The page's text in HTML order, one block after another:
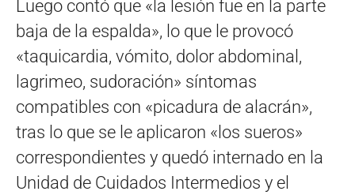
Luego contó que «la lesión fue en la parte
baja de la espalda», lo que le provocó
«taquicardia, vómito, dolor abdominal,
lagrimeo, sudoración» síntomas
compatibles con «picadura de alacrán»,
tras lo que se le aplicaron «los sueros»
correspondientes y quedó internado en la
Unidad de Cuidados Intermedios y el